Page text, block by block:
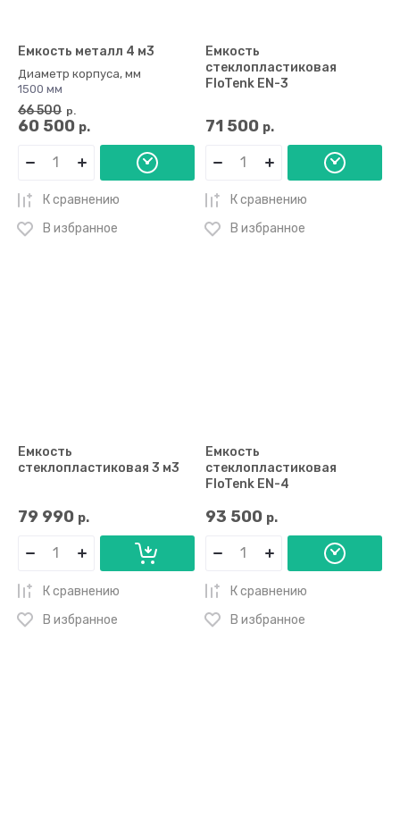
Емкость металл 4 м3
Диаметр корпуса, мм
1500 мм
66 500 р.
60 500 р.
К сравнению
В избранное
Емкость
стеклопластиковая
FloTenk EN-3
71 500 р.
К сравнению
В избранное
Емкость
стеклопластиковая 3 м3
79 990 р.
К сравнению
В избранное
Емкость
стеклопластиковая
FloTenk EN-4
93 500 р.
К сравнению
В избранное